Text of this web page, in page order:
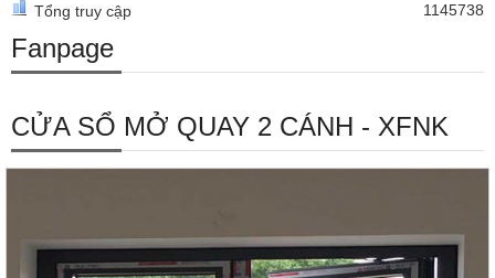
Tổng truy cập
1145738
Fanpage
CỬA SỔ MỞ QUAY 2 CÁNH - XFNK